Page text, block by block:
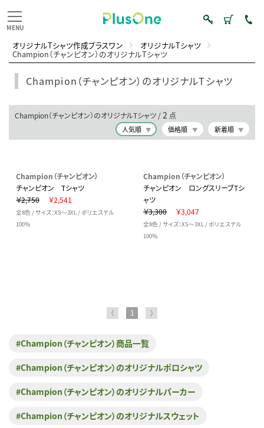
オリジナルTシャツ作成プラスワン オリジナルTシャツ
Champion（チャンピオン）のオリジナルTシャツ
Champion（チャンピオン）のオリジナルTシャツ
Champion（チャンピオン）のオリジナルTシャツ /2 点
人気順 価格順 新着順
Champion（チャンピオン）
チャンピオン Tシャツ
￥2,750
￥2,541
全8色 / サイズ：XS～3XL / ポリエステル
100％
Champion（チャンピオン）
チャンピオン ロングスリーブTシ
ャツ
￥3,300
￥3,047
全8色 / サイズ：XS～3XL / ポリエステル
100％
⟨ 1 ⟩
#Champion（チャンピオン）商品一覧
#Champion（チャンピオン）のオリジナルポロシャツ
#Champion（チャンピオン）のオリジナルパーカー
#Champion（チャンピオン）のオリジナルスウェット